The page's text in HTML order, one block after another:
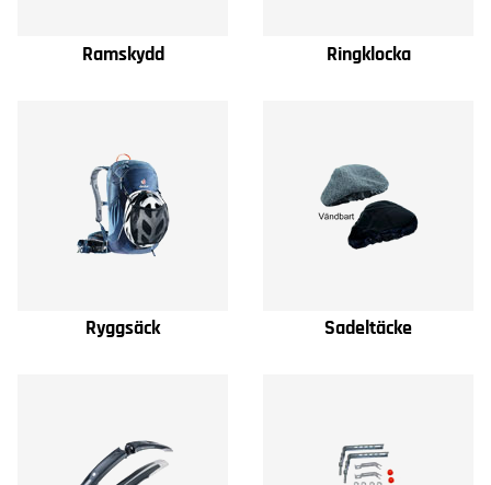
Ramskydd Ringklocka
Ryggsäck Sadeltäcke